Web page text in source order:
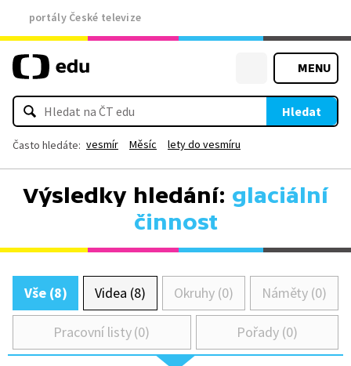
portály České televize
MENU
Hledat
Často hledáte: vesmír Měsíc lety do vesmíru
Výsledky hledání: glaciální
činnost
Vše (8) Videa (8) Okruhy (0) Náměty (0)
Pracovní listy (0) Pořady (0)